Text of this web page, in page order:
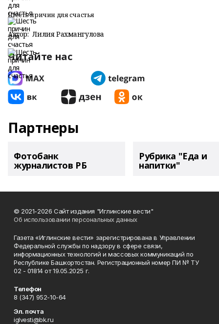
Шесть причин для счастья
Автор: Лилия Рахмангулова
Читайте нас
Партнеры
Фотобанк
журналистов РБ
Рубрика "Еда и
напитки"
© 2021-2026 Сайт издания "Иглинские вести"
Об использовании персональных данных
Газета «Иглинские вести» зарегистрирована в Управлении
Федеральной службы по надзору в сфере связи,
информационных технологий и массовых коммуникаций по
Республике Башкортостан. Регистрационный номер ПИ № ТУ
02 - 01814 от 19.05.2025 г.
Телефон
8 (347) 952-10-64
Эл. почта
iglvesti@bk.ru